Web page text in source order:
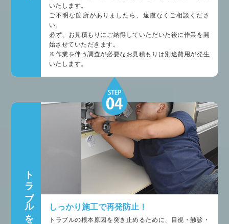
いたします。
ご不明な箇所がありましたら、遠慮なくご相談くださ
い。
必ず、お見積もりにご納得していただいた後に作業を開
始させていただきます。
※作業を伴う調査が必要なお見積もりは別途費用が発生
いたします。
トラブルを解決 しっかり施工で再発防止！
トラブルの根本原因を突き止めるために、目視・触診・